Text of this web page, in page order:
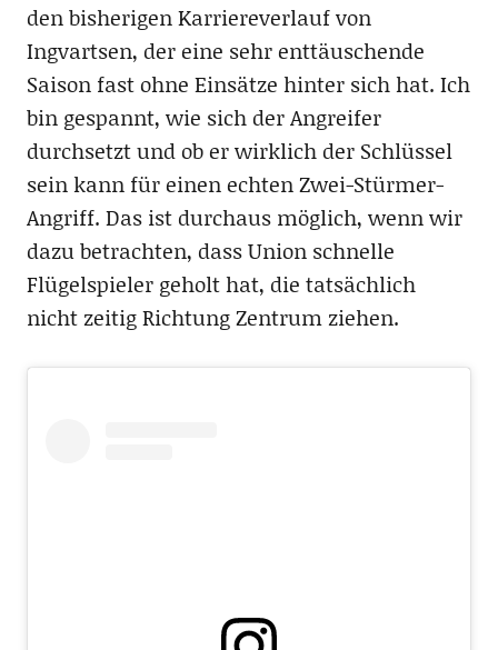
den bisherigen Karriereverlauf von
Ingvartsen, der eine sehr enttäuschende
Saison fast ohne Einsätze hinter sich hat. Ich
bin gespannt, wie sich der Angreifer
durchsetzt und ob er wirklich der Schlüssel
sein kann für einen echten Zwei-Stürmer-
Angriff. Das ist durchaus möglich, wenn wir
dazu betrachten, dass Union schnelle
Flügelspieler geholt hat, die tatsächlich
nicht zeitig Richtung Zentrum ziehen.